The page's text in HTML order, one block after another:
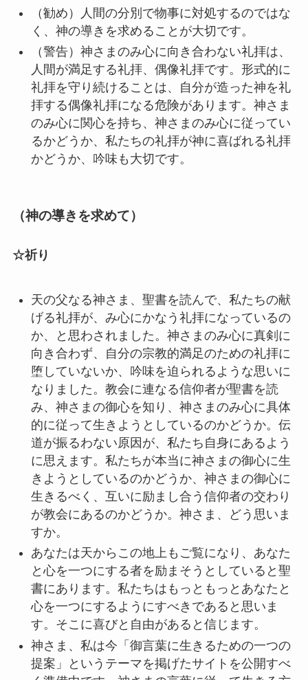
（勧め）人間の分別で物事に対処するのではな
く、神の導きを求めることが大切です。
（警告）神さまのみ心に向き合わない礼拝は、
人間が満足する礼拝、偶像礼拝です。形式的に
礼拝を守り続けることは、自分が造った神を礼
拝する偶像礼拝になる危険があります。神さま
のみ心に関心を持ち、神さまのみ心に従ってい
るかどうか、私たちの礼拝が神に喜ばれる礼拝
かどうか、吟味も大切です。
（神の導きを求めて）
☆祈り
天の父なる神さま、聖書を読んで、私たちの献
げる礼拝が、み心にかなう礼拝になっているの
か、と思わされました。神さまのみ心に真剣に
向き合わず、自分の宗教的満足のための礼拝に
堕していないか、吟味を迫られるような思いに
なりました。教会に連なる信仰者が聖書を読
み、神さまの御心を知り、神さまのみ心に具体
的に従って生きようとしているのかどうか。伝
道が振るわない原因が、私たち自身にあるよう
に思えます。私たちが本当に神さまの御心に生
きようとしているのかどうか、神さまの御心に
生きるべく、互いに励まし合う信仰者の交わり
が教会にあるのかどうか。神さま、どう思いま
すか。
あなたは天からこの地上もご覧になり、あなた
と心を一つにする者を励まそうとしていると聖
書にあります。私たちはもっともっとあなたと
心を一つにするようにすべきであると思いま
す。そこに喜びと自由があると信じます。
神さま、私は今「御言葉に生きるための一つの
提案」というテーマを掲げたサイトを公開すべ